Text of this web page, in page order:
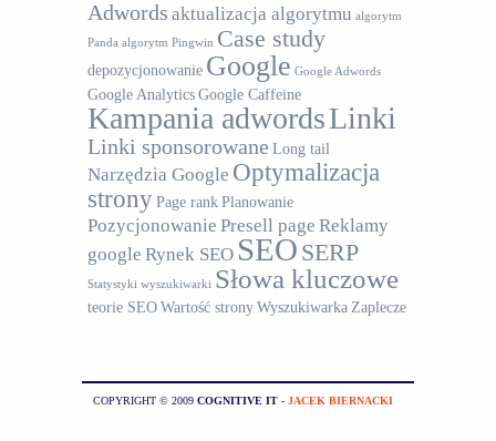
Adwords aktualizacja algorytmu algorytm
Panda algorytm Pingwin Case study
depozycjonowanie Google Google Adwords
Google AnalyticsGoogle Caffeine
Kampania adwordsLinki
Linki sponsorowane Long tail
Narzędzia Google Optymalizacja
stronyPage rankPlanowanie
Pozycjonowanie Presell page Reklamy
google Rynek SEO SEO SERP
Statystyki wyszukiwarki Słowa kluczowe
teorie SEOWartość stronyWyszukiwarka Zaplecze
COPYRIGHT © 2009 COGNITIVE IT - JACEK BIERNACKI